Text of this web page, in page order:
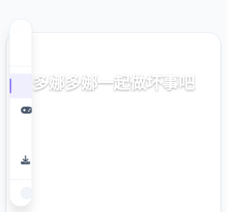
多娜多娜一起做坏事吧
官方中文，中文下载，中文入口，官网入口，最新版